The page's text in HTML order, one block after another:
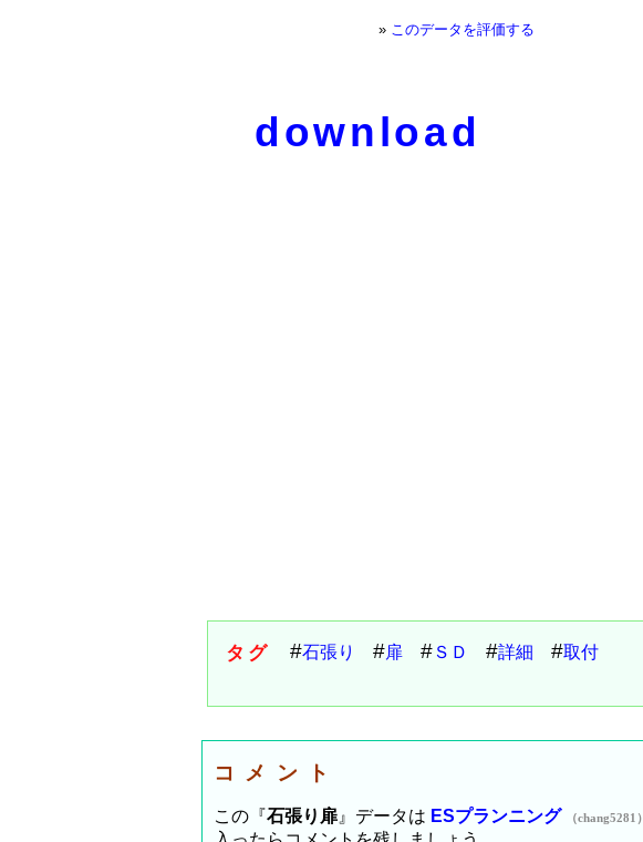
» このデータを評価する
download
タグ 石張り 扉 ＳＤ 詳細
取付
コメント
この『石張り扉 』データは ESプランニング （chang5281）